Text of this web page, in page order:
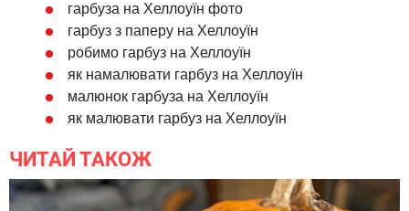
гарбуза на Хеллоуїн фото
гарбуз з паперу на Хеллоуїн
робимо гарбуз на Хеллоуїн
як намалювати гарбуз на Хеллоуїн
малюнок гарбуза на Хеллоуїн
як малювати гарбуз на Хеллоуїн
ЧИТАЙ ТАКОЖ